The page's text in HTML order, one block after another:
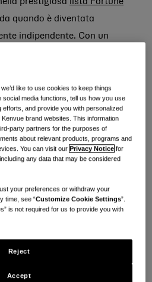
prestigiosa lista Fortune
quando è diventata
indipendente. Con un
al numero 281. Il debutto
della potenza dei suoi
profondo impegno a migliorare
dei consumatori di tutto il
basate sulla scienza e
Fortune 500 segna una tappa
ha dichiaratoThibaut
delegato. "Riconoscimenti
il duro lavoro e la dedizione
tempo stesso rafforzano il
il leader mondiale
like to use cookies to keep things
media functions, tell us how you use
and provide you with personalized
brand websites. This information
party partners for the purposes of
about relevant products, programs and
You can visit our Privacy Notice for
any data that may be considered
your preferences or withdraw your
time, see “Customize Cookie Settings”.
is not required for us to provide you with
Reject
Accept